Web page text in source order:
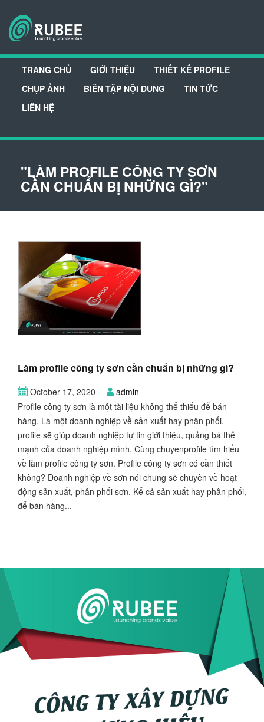
TRANG CHỦ GIỚI THIỆU
THIẾT KẾ PROFILE
CHỤP ẢNH
BIÊN TẬP NỘI DUNG
TIN TỨC
LIÊN HỆ
"LÀM PROFILE CÔNG TY SƠN
CẦN CHUẨN BỊ NHỮNG GÌ?"
Làm profile công ty sơn cần chuẩn bị những gì?
October 17, 2020
admin
Profile công ty sơn là một tài liệu không thể thiếu để bán
hàng. Là một doanh nghiệp về sản xuất hay phân phối,
profile sẽ giúp doanh nghiệp tự tin giới thiệu, quảng bá thế
mạnh của doanh nghiệp mình. Cùng chuyenprofile tìm hiểu
về làm profile công ty sơn. Profile công ty sơn có cần thiết
không? Doanh nghiệp về sơn nói chung sẽ chuyên về hoạt
động sản xuất, phân phối sơn. Kể cả sản xuất hay phân phối,
để bán hàng...